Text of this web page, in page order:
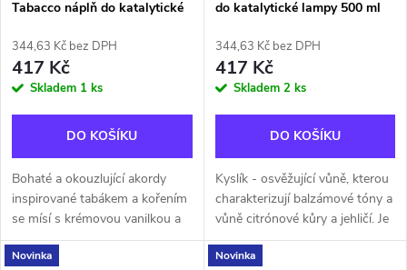
Tabacco náplň do katalytické
344,63 Kč bez DPH
417 Kč
Skladem 1 ks
DO KOŠÍKU
Bohaté a okouzlující akordy
inspirované tabákem a kořením
se mísí s krémovou vanilkou a
kakaem. V pozadí ucítíte doteky
dřeva a sušeného ovoce, které
do katalytické lampy 500 ml
344,63 Kč bez DPH
417 Kč
Skladem 2 ks
DO KOŠÍKU
Kyslík - osvěžující vůně, kterou
charakterizují balzámové tóny a
vůně citrónové kůry a jehličí. Je
jako ranní procházka v
chladném lese, povzbudivá a
Novinka Novinka